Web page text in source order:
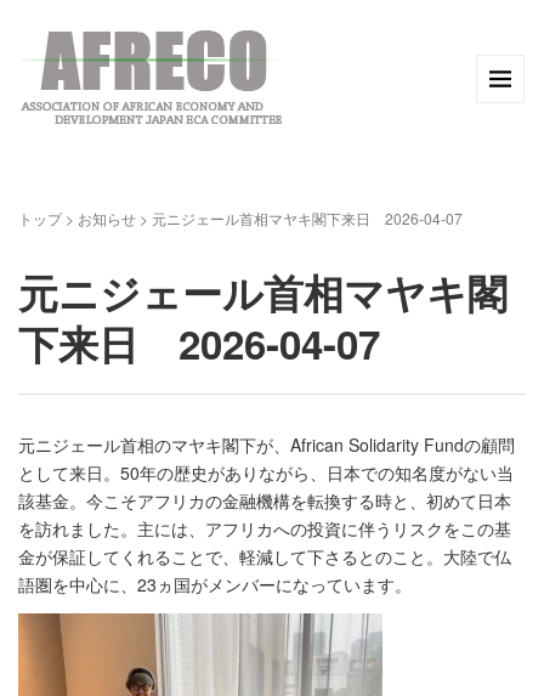
トップ> お知らせ > 元ニジェール首相マヤキ閣下来日 2026-04-07
元ニジェール首相マヤキ閣
下来日 2026-04-07
元ニジェール首相のマヤキ閣下が、African Solidarity Fundの顧問
として来日。50年の歴史がありながら、日本での知名度がない当
該基金。今こそアフリカの金融機構を転換する時と、初めて日本
を訪れました。主には、アフリカへの投資に伴うリスクをこの基
金が保証してくれることで、軽減して下さるとのこと。大陸で仏
語圏を中心に、23ヵ国がメンバーになっています。